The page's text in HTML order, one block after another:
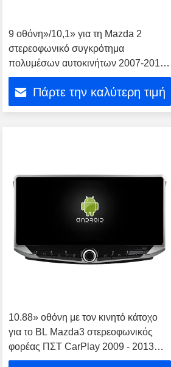
9 οθόνη»/10,1» για τη Mazda 2
στερεοφωνικό συγκρότημα
πολυμέσων αυτοκινήτων 2007-2014
Mazda2
Πάρτε την καλύτερη τιμή
10.88» οθόνη με τον κινητό κάτοχο
για το BL Mazda3 στερεοφωνικός
φορέας ΠΣΤ CarPlay 2009 - 2013
πολυμέσων